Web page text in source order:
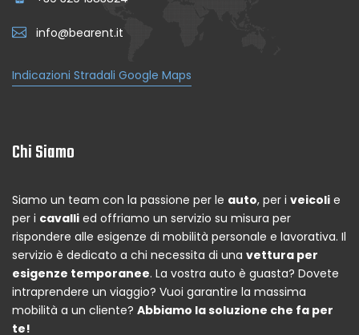
info@bearent.it
Indicazioni Stradali Google Maps
Chi Siamo
Siamo un team con la passione per le auto, per i veicoli e
per i cavalli ed offriamo un servizio su misura per
rispondere alle esigenze di mobilità personale e lavorativa. Il
servizio è dedicato a chi necessita di una vettura per
esigenze temporanee. La vostra auto è guasta? Dovete
intraprendere un viaggio? Vuoi garantire la massima
mobilità a un cliente? Abbiamo la soluzione che fa per
te!